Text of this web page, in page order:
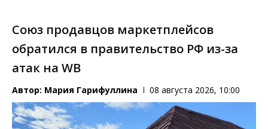
Союз продавцов маркетплейсов
обратился в правительство РФ из-за
атак на WB
Автор: Мария Гарифуллина 08 августа 2026, 10:00